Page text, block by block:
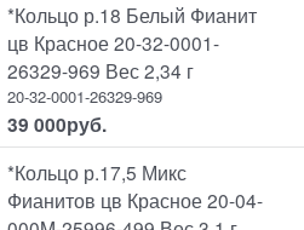
*Кольцо р.18 Белый Фианит
цв Красное 20-32-0001-
26329-969 Вес 2,34 г
20-32-0001-26329-969
39 000руб.
*Кольцо р.17,5 Микс
Фианитов цв Красное 20-04-